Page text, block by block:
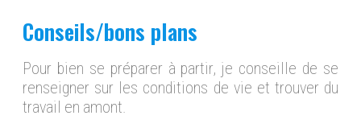
Conseils/bons plans
Pour bien se préparer à partir, je conseille de se
renseigner sur les conditions de vie et trouver du
travail en amont.